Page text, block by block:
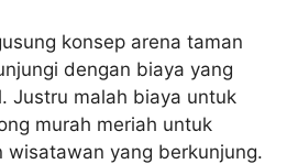
konsep arena taman
dengan biaya yang
Justru malah biaya untuk
murah meriah untuk
wisatawan yang berkunjung.